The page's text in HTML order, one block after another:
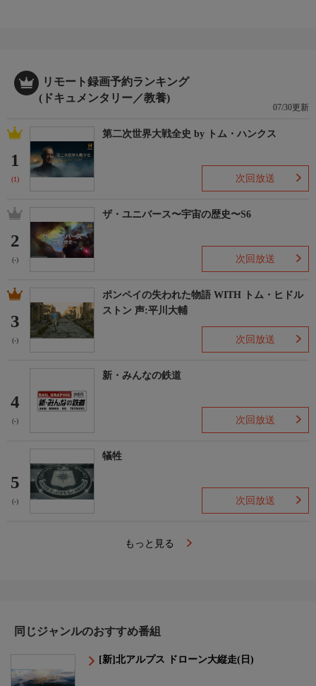
リモート録画予約ランキング
(ドキュメンタリー／教養)
07/30更新
1
(1)
第二次世界大戦全史 by トム・ハンクス
次回放送
2
(-)
ザ・ユニバース〜宇宙の歴史〜S6
次回放送
3
(-)
ポンペイの失われた物語 WITH トム・ヒドル
ストン 声:平川大輔
次回放送
4
(-)
新・みんなの鉄道
次回放送
5
(-)
犠牲
次回放送
もっと見る
同じジャンルのおすすめ番組
[新]北アルプス ドローン大縦走(日)